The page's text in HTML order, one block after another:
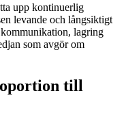
upp kontinuerlig
levande och långsiktigt
lagring
som avgör om
till